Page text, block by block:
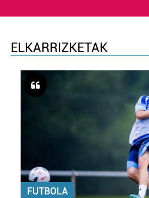
ELKARRIZKETAK
FUTBOLA